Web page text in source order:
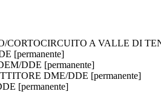
A VALLE DI
[permanente]
DDE [permanente]
DME/DDE [permanente]
[permanente]